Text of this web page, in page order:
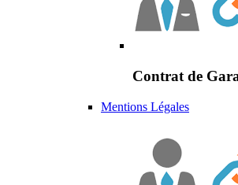
Contrat de
Mentions Légales